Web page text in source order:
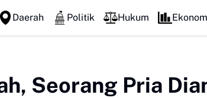
Daerah Politik Hukum
Seorang Pria